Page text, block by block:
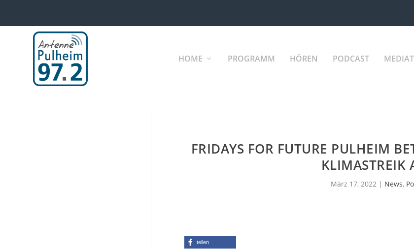
HOME PROGRAMM HÖREN PODCAST
FRIDAYS FOR FUTURE PULHEIM
KLIMASTREIK
März 17, 2022 | News,
teilen